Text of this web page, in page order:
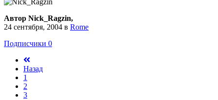
Автор Nick_Ragzin,
24 сентября, 2004 в Rome
Подписчики 0
Назад
1
2
3